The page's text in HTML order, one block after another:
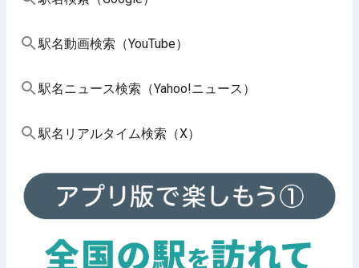
駅名動画検索（YouTube）
駅名ニュース検索（Yahoo!ニュース）
駅名リアルタイム検索（X）